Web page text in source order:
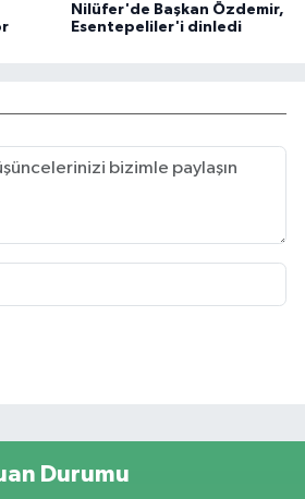
Nilüfer'de Başkan Özdemir,
Esentepeliler'i dinledi
Durumu